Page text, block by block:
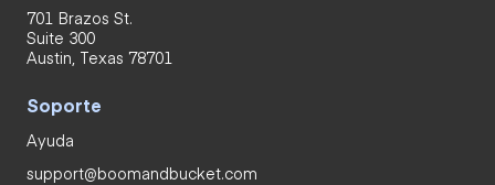
701 Brazos St.
Suite 300
Austin, Texas 78701
Soporte
Ayuda
support@boomandbucket.com